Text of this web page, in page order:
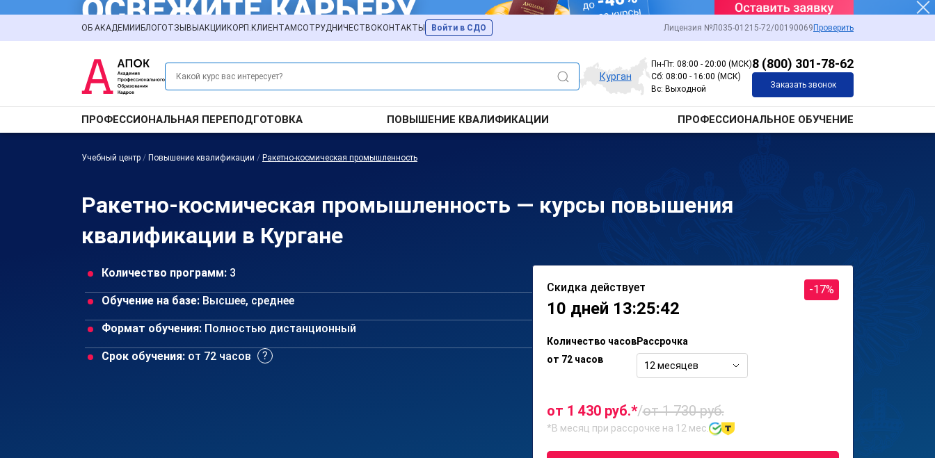
ОБ АКАДЕМИИ БЛОГОТЗЫВЫ АКЦИИ КОРП.КЛИЕНТАМСОТРУДНИЧЕСТВО КОНТАКТЫ Войти в СДО Лицензия №Л035-01215-72/00190069 Проверить
Курган
Пн-Пт: 08:00 - 20:00 (МСК)
Сб: 08:00 - 16:00 (МСК)
Вс: Выходной
8 (800) 301-78-62
Заказать звонок
ПРОФЕССИОНАЛЬНАЯ ПЕРЕПОДГОТОВКА ПОВЫШЕНИЕ КВАЛИФИКАЦИИ ПРОФЕССИОНАЛЬНОЕ ОБУЧЕНИЕ
Учебный центр / Повышение квалификации / Ракетно-космическая промышленность
Ракетно-космическая промышленность — курсы повышения
квалификации в Кургане
Количество программ: 3
Обучение на базе: Высшее, среднее
Формат обучения: Полностью дистанционный
Срок обучения: от 72 часов
Скидка действует
10 дней 13:25:42
-17%
Количество часов
от 72 часов
Рассрочка
12 месяцев
от 1 430 руб.*/от 1 730 руб.
*В месяц при рассрочке на 12 мес.